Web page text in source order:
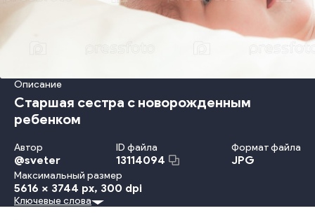
Описание
Старшая сестра с новорожденным
ребенком
Автор
@sveter
ID файла
13114094
Формат файла
JPG
Максимальный размер
5616 x 3744 px, 300 dpi
Красота Travel Locations
Ключевые слова